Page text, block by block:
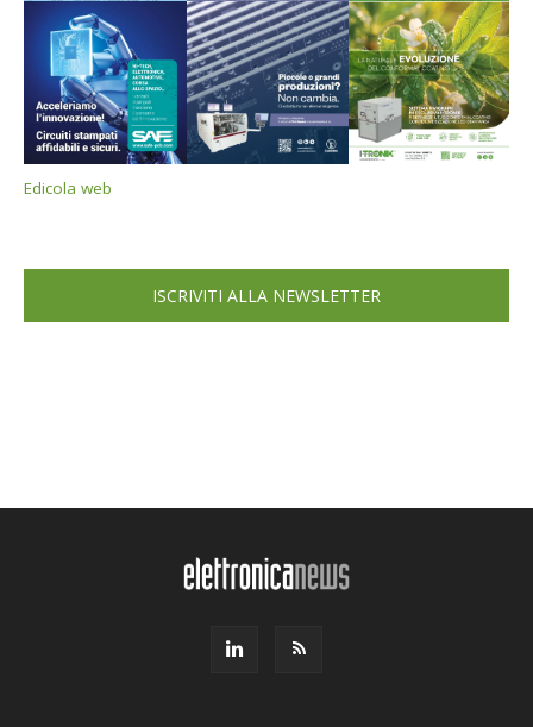
Edicola web
ISCRIVITI ALLA NEWSLETTER